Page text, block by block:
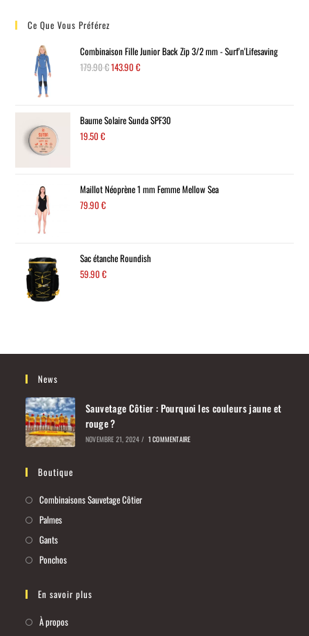
Ce Que Vous Préférez
Combinaison Fille Junior Back Zip 3/2 mm - Surf'n'Lifesaving
179.90€143.90€
Baume Solaire Sunda SPF30
19.50€
Maillot Néoprène 1 mm Femme Mellow Sea
79.90€
Sac étanche Roundish
59.90€
News
Sauvetage Côtier : Pourquoi les couleurs jaune et
rouge ?
NOVEMBRE 21, 2024 / 1 COMMENTAIRE
Boutique
Combinaisons Sauvetage Côtier
Palmes
Gants
Ponchos
En savoir plus
À propos